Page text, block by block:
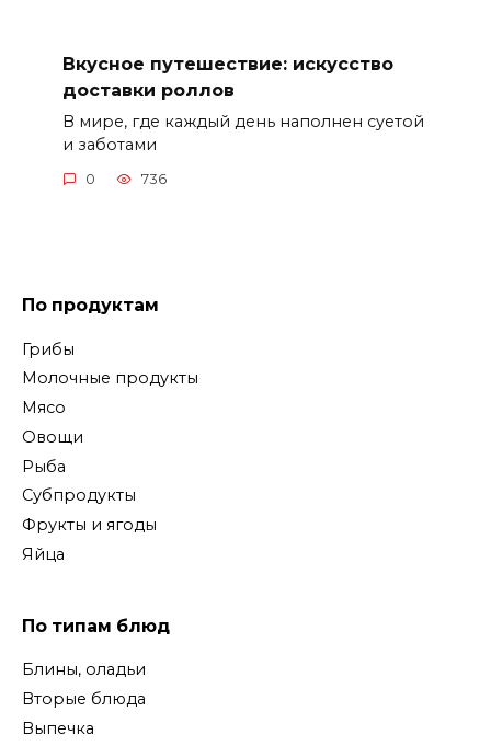
Вкусное путешествие: искусство
доставки роллов
В мире, где каждый день наполнен суетой
и заботами
0 736
По продуктам
Грибы
Молочные продукты
Мясо
Овощи
Рыба
Субпродукты
Фрукты и ягоды
Яйца
По типам блюд
Блины, оладьи
Вторые блюда
Выпечка